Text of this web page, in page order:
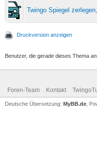
Twingo Spiegel
Druckversion anzeigen
Benutzer, die gerade dieses Thema
Foren-Team Kontakt
Deutsche Übersetzung: MyBB.de ,